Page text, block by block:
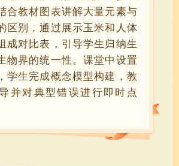
合教材图表讲解大量元素与
区别，通过展示玉米和人体
成对比表，引导学生归纳生
物界的统一性。课堂中设置
学生完成概念模型构建，教
并对典型错误进行即时点